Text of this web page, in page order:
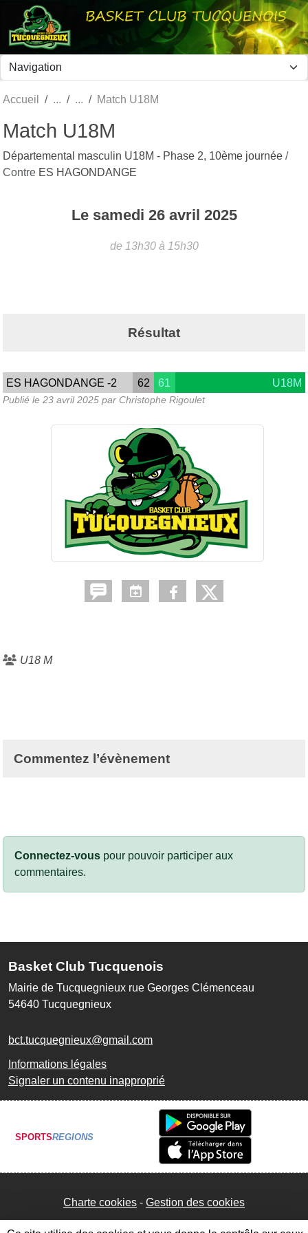
Accueil Match U18M
Match U18M
Départemental masculin U18M - Phase 2, 10ème journée /
Contre ES HAGONDANGE
Le samedi 26 avril 2025
de 13h30 à 15h30
Résultat
ES HAGONDANGE -2 62 61 U18M
Publié le 23 avril 2025 par Christophe Rigoulet
U18 M
Commentez l’évènement
Connectez-vous pour pouvoir participer aux
commentaires.
Basket Club Tucquenois
Mairie de Tucquegnieux rue Georges Clémenceau
54640 Tucquegnieux
bct.tucquegnieux@gmail.com
Informations légales
Signaler un contenu inapproprié
SPORTSREGIONS
Charte cookies Gestion des cookies
Panneau de gestion des cookies